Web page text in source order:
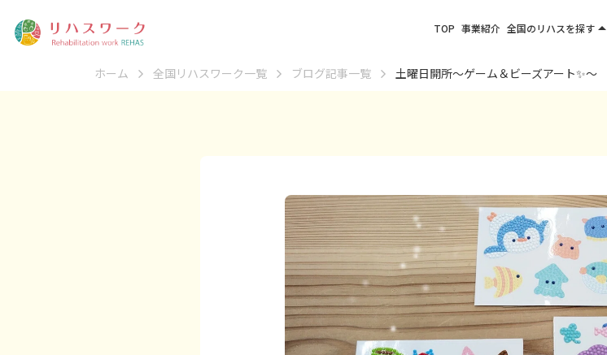
ホーム 全国リハスワーク一覧 ブログ記事一覧 土曜日開所〜ゲーム＆ビーズアート✨〜
TOP 事業紹介 全国のリハスを探すarrow_drop_up
東北エリア
四国・九州エリア